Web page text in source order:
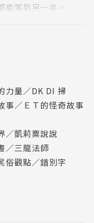
能等到另一半。
偶，還有的求死，每
、愛情桃花、人際關
實案例故事，以及
師
量／DK DI 掃
／ＥＴ的怪奇故事
凱莉粟說說
三龍法師
觀點／錯別字